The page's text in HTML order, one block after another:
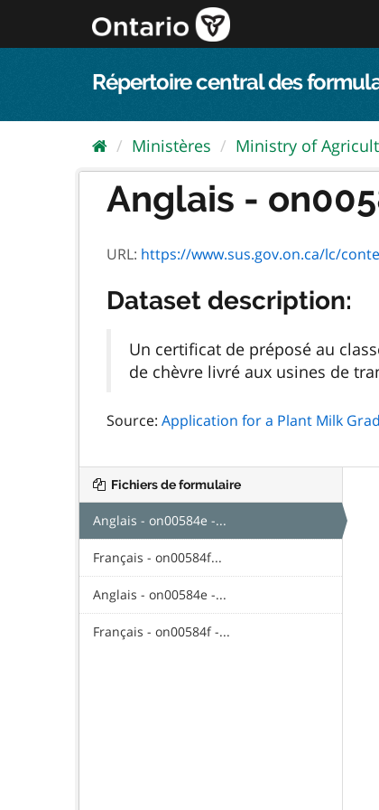
au
Répertoire central des
Ministères Ministry of
Anglais -
URL: https://www.sus.gov.on.ca/lc/
Dataset description:
Un certificat de préposé au
de chèvre livré aux usines de
Source: Application for a Plant Milk
Fichiers de formulaire
Anglais - on00584e -...
Français - on00584f...
Anglais - on00584e -...
Français - on00584f -...